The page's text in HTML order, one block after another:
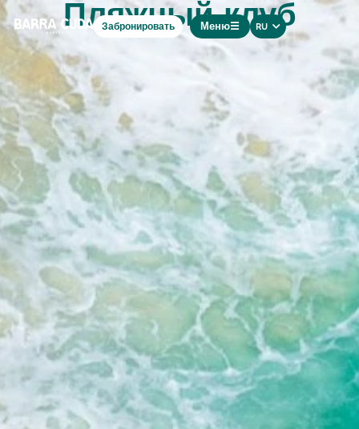
Забронировать Меню☰ RU
中文
Пляжный клуб